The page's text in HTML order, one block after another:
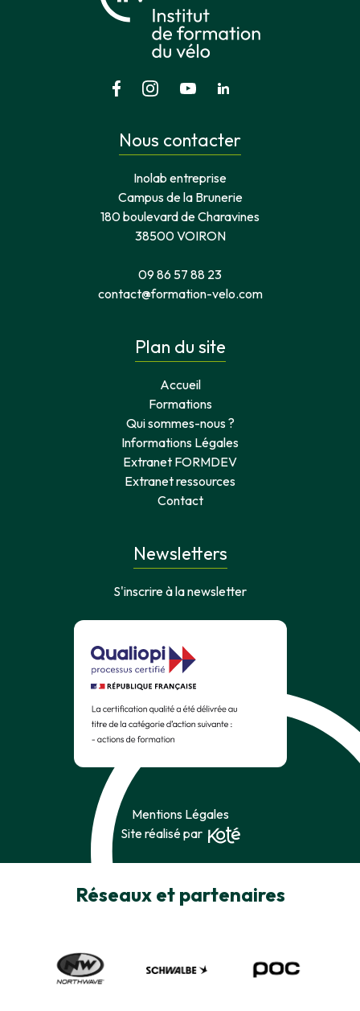
Nous contacter
Inolab entreprise
Campus de la Brunerie
180 boulevard de Charavines
38500 VOIRON
09 86 57 88 23
contact@formation-velo.com
Plan du site
Accueil
Formations
Qui sommes-nous ?
Informations Légales
Extranet FORMDEV
Extranet ressources
Contact
Newsletters
S'inscrire à la newsletter
Mentions Légales
Site réalisé par
Réseaux et partenaires